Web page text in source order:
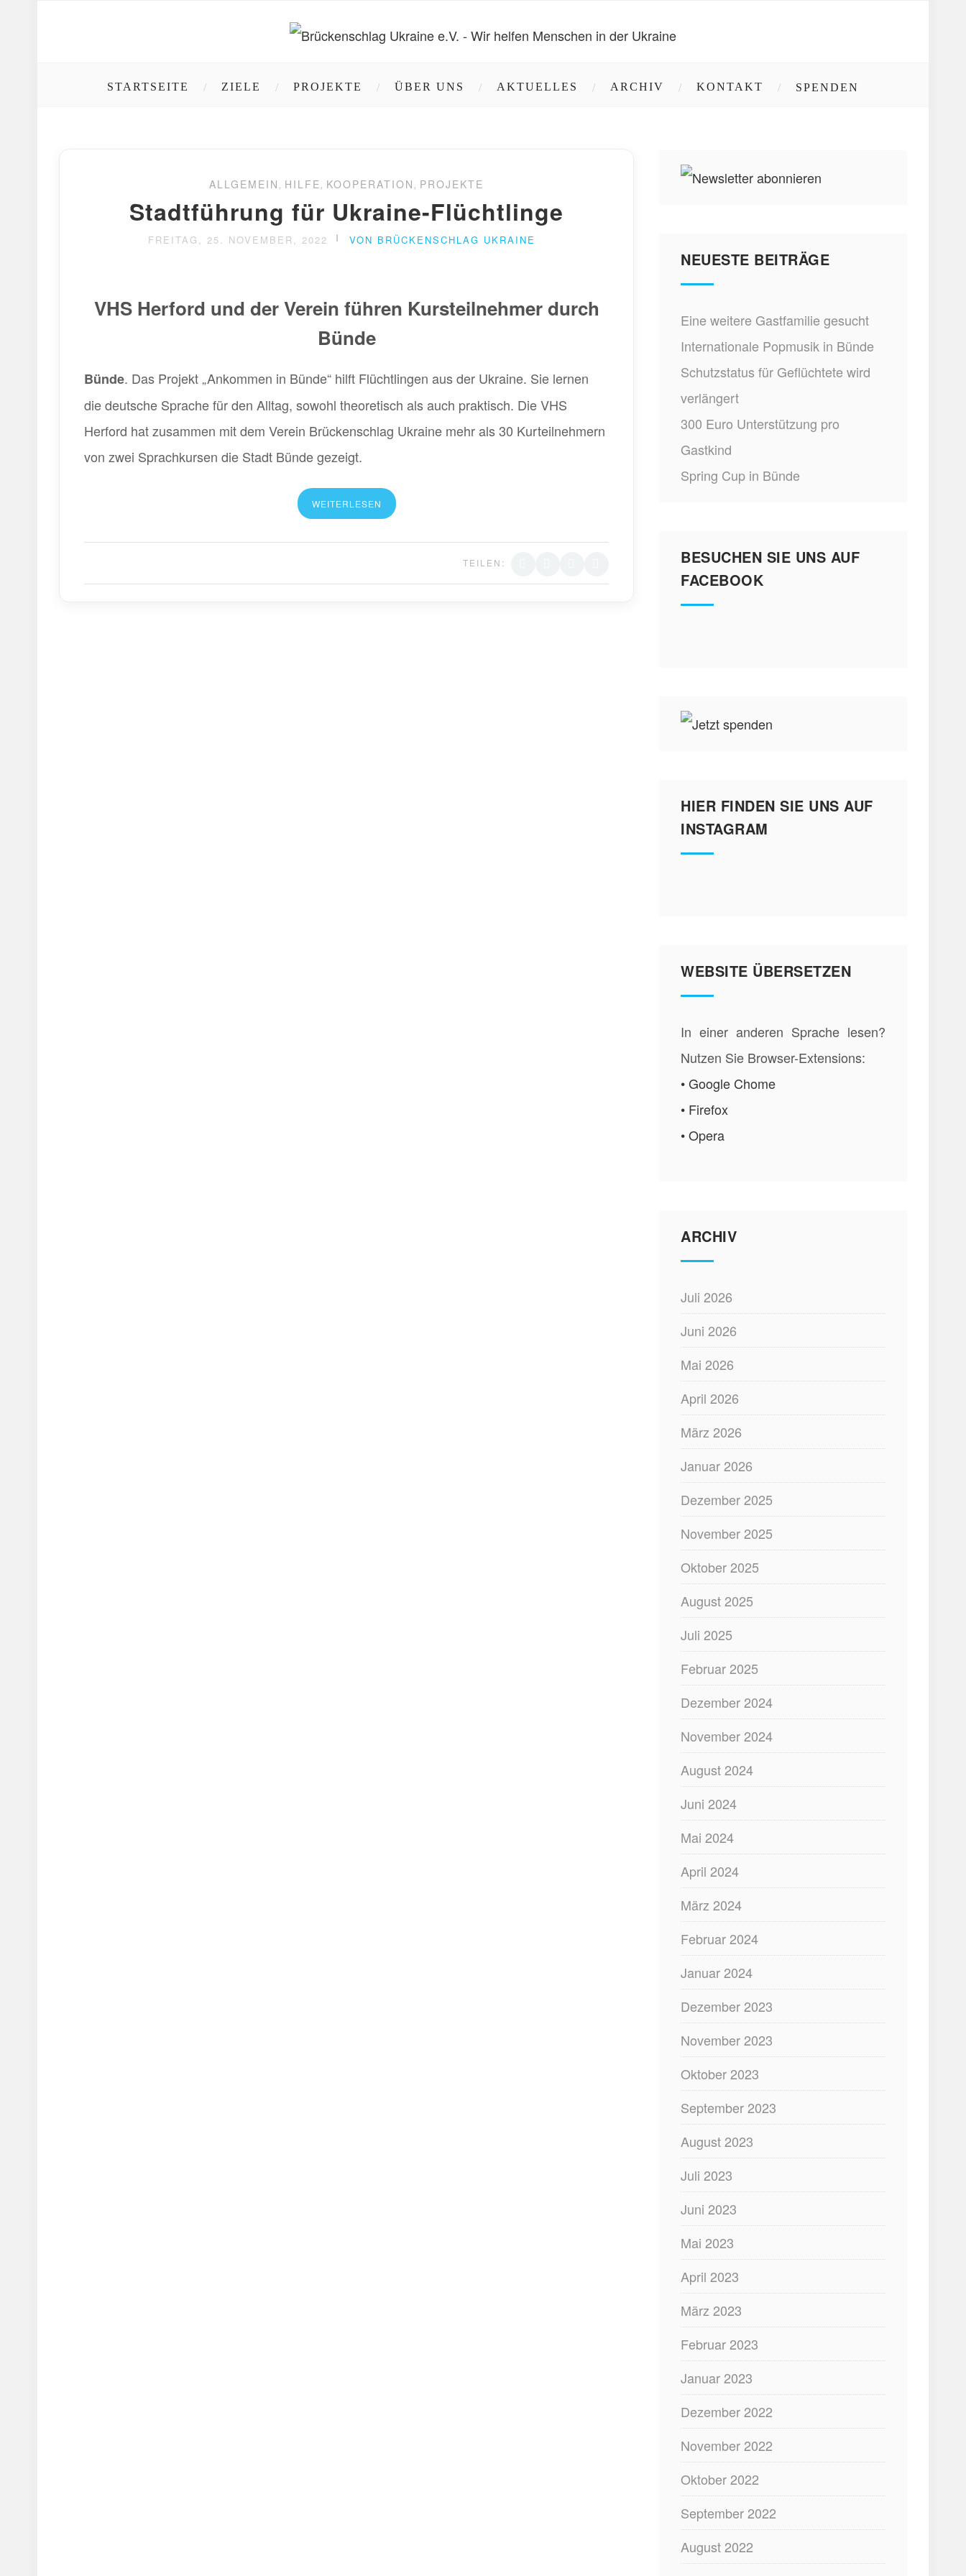
STARTSEITE ZIELE PROJEKTE ÜBER UNS AKTUELLES ARCHIV KONTAKT SPENDEN
ALLGEMEIN, HILFE, KOOPERATION, PROJEKTE
Stadtführung für Ukraine-Flüchtlinge
FREITAG, 25. NOVEMBER, 2022 VON BRÜCKENSCHLAG UKRAINE
VHS Herford und der Verein führen Kursteilnehmer durch
Bünde
Bünde. Das Projekt „Ankommen in Bünde“ hilft Flüchtlingen aus der Ukraine. Sie lernen
die deutsche Sprache für den Alltag, sowohl theoretisch als auch praktisch. Die VHS
Herford hat zusammen mit dem Verein Brückenschlag Ukraine mehr als 30 Kurteilnehmern
von zwei Sprachkursen die Stadt Bünde gezeigt.
WEITERLESEN
TEILEN:
NEUESTE BEITRÄGE
Eine weitere Gastfamilie gesucht
Internationale Popmusik in Bünde
Schutzstatus für Geflüchtete wird
verlängert
300 Euro Unterstützung pro
Gastkind
Spring Cup in Bünde
BESUCHEN SIE UNS AUF
FACEBOOK
HIER FINDEN SIE UNS AUF
INSTAGRAM
WEBSITE ÜBERSETZEN
In einer anderen Sprache lesen?
Nutzen Sie Browser-Extensions:
• Google Chome
• Firefox
• Opera
ARCHIV
Juli 2026
Juni 2026
Mai 2026
April 2026
März 2026
Januar 2026
Dezember 2025
November 2025
Oktober 2025
August 2025
Juli 2025
Februar 2025
Dezember 2024
November 2024
August 2024
Juni 2024
Mai 2024
April 2024
März 2024
Februar 2024
Januar 2024
Dezember 2023
November 2023
Oktober 2023
September 2023
August 2023
Juli 2023
Juni 2023
Mai 2023
April 2023
März 2023
Februar 2023
Januar 2023
Dezember 2022
November 2022
Oktober 2022
September 2022
August 2022